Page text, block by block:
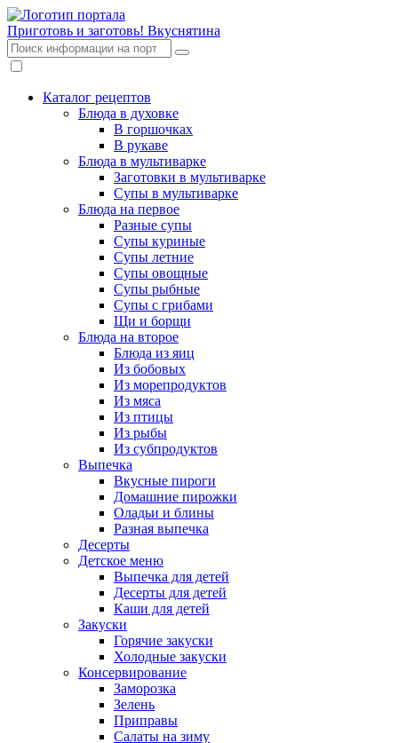
Приготовь и заготовь! Вкуснятина
Каталог рецептов
Блюда в духовке
В горшочках
В рукаве
Блюда в мультиварке
Заготовки в мультиварке
Супы в мультиварке
Блюда на первое
Разные супы
Супы куриные
Супы летние
Супы овощные
Супы рыбные
Супы с грибами
Щи и борщи
Блюда на второе
Блюда из яиц
Из бобовых
Из морепродуктов
Из мяса
Из птицы
Из рыбы
Из субпродуктов
Выпечка
Вкусные пироги
Домашние пирожки
Оладьи и блины
Разная выпечка
Десерты
Детское меню
Выпечка для детей
Десерты для детей
Каши для детей
Закуски
Горячие закуски
Холодные закуски
Консервирование
Заморозка
Зелень
Приправы
Салаты на зиму